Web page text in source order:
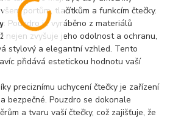
portům, tlačítkům a funkcím čtečky.
: Pouzdro je vyráběno z materiálů
nejen zvyšuje jeho odolnost a ochranu,
stylový a elegantní vzhled. Tento
přidává estetickou hodnotu vaší
preciznímu uchycení čtečky je zařízení
bezpečné. Pouzdro se dokonale
a tvaru vaší čtečky, což zajišťuje, že